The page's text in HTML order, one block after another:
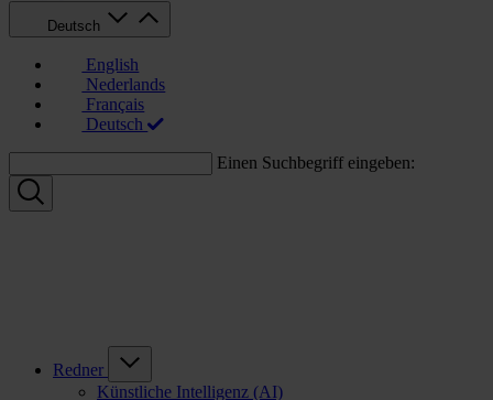
Deutsch
English
Nederlands
Français
Deutsch
Einen Suchbegriff eingeben:
Redner
Künstliche Intelligenz (AI)